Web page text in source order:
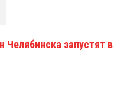
Челябинска запустят в